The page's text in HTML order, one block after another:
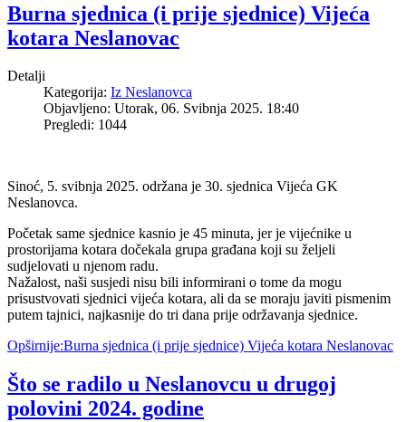
Burna sjednica (i prije sjednice) Vijeća
kotara Neslanovac
Detalji
Kategorija: Iz Neslanovca
Objavljeno: Utorak, 06. Svibnja 2025. 18:40
Pregledi: 1044
Sinoć, 5. svibnja 2025. održana je 30. sjednica Vijeća GK
Neslanovca.
Početak same sjednice kasnio je 45 minuta, jer je vijećnike u
prostorijama kotara dočekala grupa građana koji su željeli
sudjelovati u njenom radu.
Nažalost, naši susjedi nisu bili informirani o tome da mogu
prisustvovati sjednici vijeća kotara, ali da se moraju javiti pismenim
putem tajnici, najkasnije do tri dana prije održavanja sjednice.
Opširnije:Burna sjednica (i prije sjednice) Vijeća kotara Neslanovac
Što se radilo u Neslanovcu u drugoj
polovini 2024. godine